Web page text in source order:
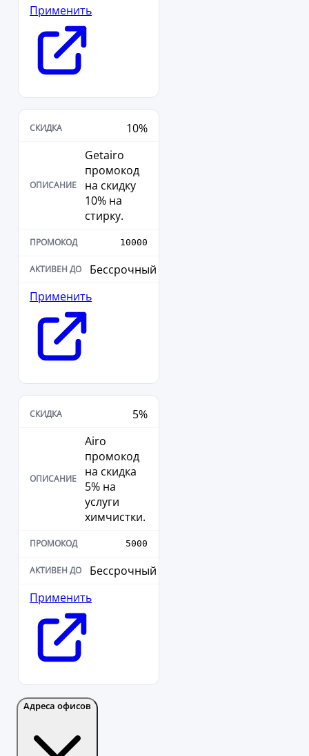
Применить
10%
Getairo
промокод
на скидку
10% на
стирку.
10000
Бессрочный
Применить
5%
Airo
промокод
на скидка
5% на
услуги
химчистки.
5000
Бессрочный
Применить
Адреса офисов